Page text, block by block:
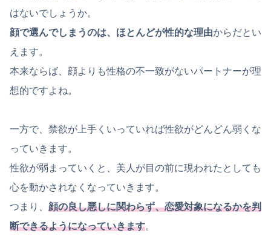
はないでしょうか。
顔で選んでしまうのは、ほとんどが性的な理由からだとい
えます。
本来ならば、顔よりも性格の不一致がないパートナーが理
想的ですよね。
一方で、禁欲が上手くいっていれば性欲がどんどん弱くな
っていきます。
性欲が弱まっていくと、美人が目の前に現われたとしても
心を動かされなくなっていきます。
つまり、 顔の良し悪しに関わらず、恋愛対象になるかを判
断できるようになっていきます。